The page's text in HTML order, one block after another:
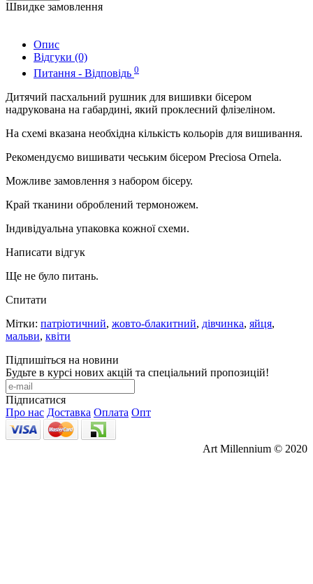
Швидке замовлення
Опис
Відгуки (0)
Питання - Відповідь 0
Дитячий пасхальний рушник для вишивки бісером
надрукована на габардині, який проклеєний флізеліном.
На схемі вказана необхідна кількість кольорів для вишивання.
Рекомендуємо вишивати чеським бісером Preciosa Ornela.
Можливе замовлення з набором бісеру.
Край тканини оброблений термоножем.
Індивідуальна упаковка кожної схеми.
Написати відгук
Ще не було питань.
Спитати
Мітки: патріотичний, жовто-блакитний, дівчинка, яйця,
мальви, квіти
Підпишіться на новини
Будьте в курсі нових акцій та спеціальний пропозицій!
Підписатися
Про нас Доставка Оплата Опт
Art Millennium © 2020